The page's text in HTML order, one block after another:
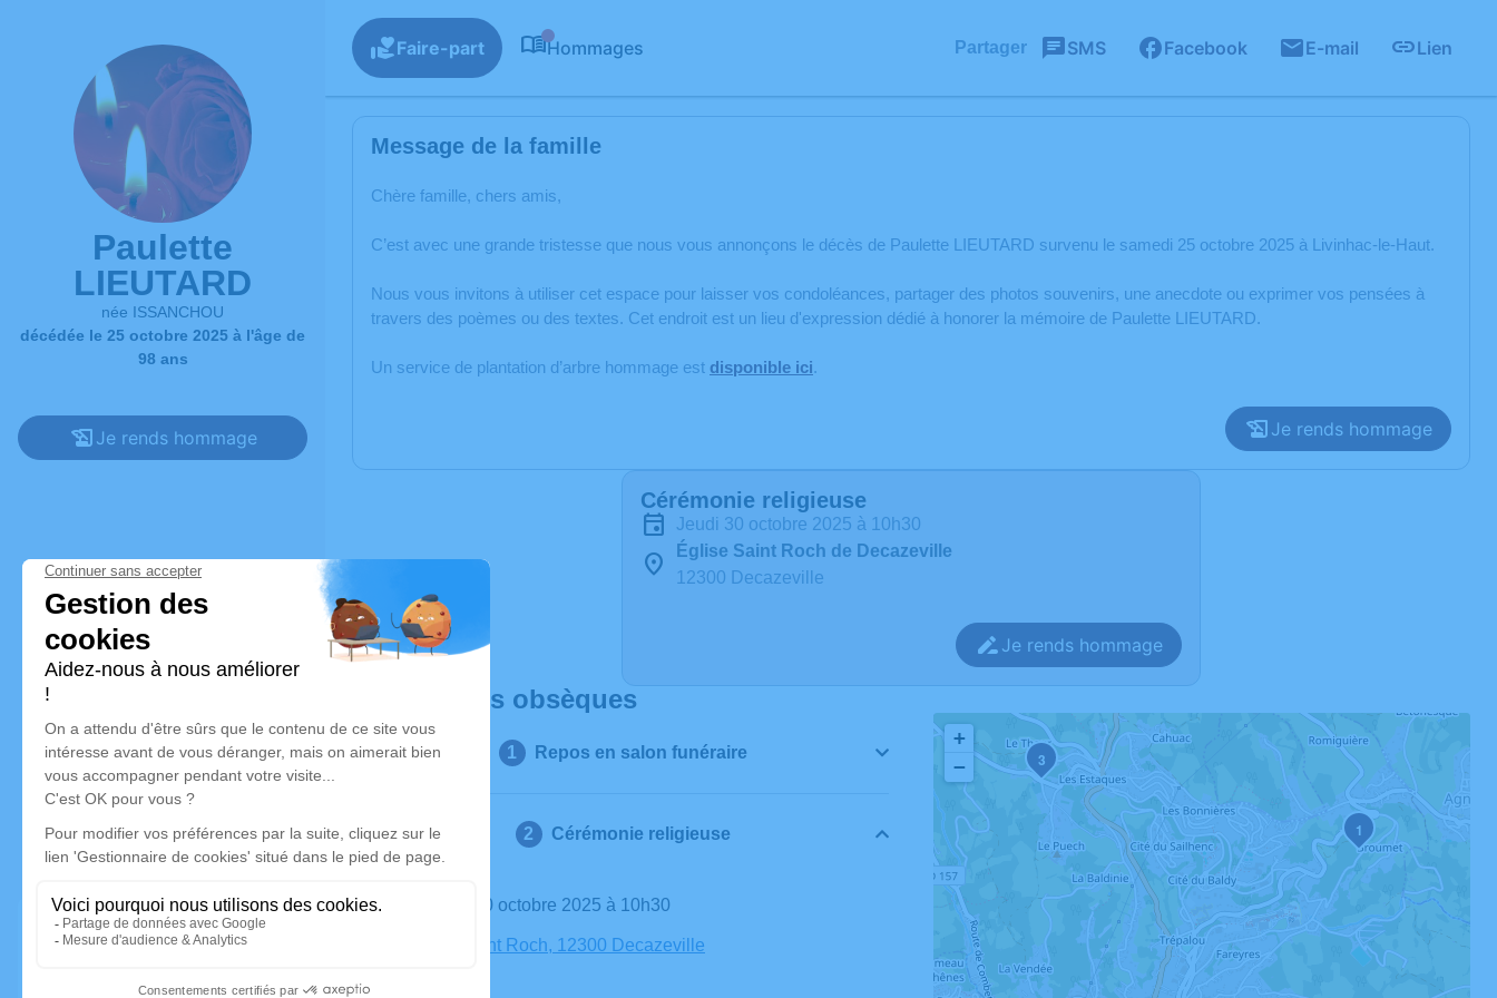
Paulette
LIEUTARD
née ISSANCHOU
décédée le 25 octobre 2025 à l'âge de
98 ans
Je rends hommage
Faire-part Hommages Partager SMS Facebook E-mail Lien
Message de la famille
Chère famille, chers amis,
C’est avec une grande tristesse que nous vous annonçons le décès de Paulette LIEUTARD survenu le samedi 25 octobre 2025 à Livinhac-le-Haut.
Nous vous invitons à utiliser cet espace pour laisser vos condoléances, partager des photos souvenirs, une anecdote ou exprimer vos pensées à
travers des poèmes ou des textes. Cet endroit est un lieu d'expression dédié à honorer la mémoire de Paulette LIEUTARD.
Un service de plantation d’arbre hommage est disponible ici.
Je rends hommage
Cérémonie religieuse
jeudi 30 octobre 2025 à 10h30
Église Saint Roch de Decazeville
12300 Decazeville
Je rends hommage
Déroulé des obsèques
Repos en salon funéraire
Cérémonie religieuse
Le jeudi 30 octobre 2025 à 10h30
Église Saint Roch, 12300 Decazeville
1
3
+
−